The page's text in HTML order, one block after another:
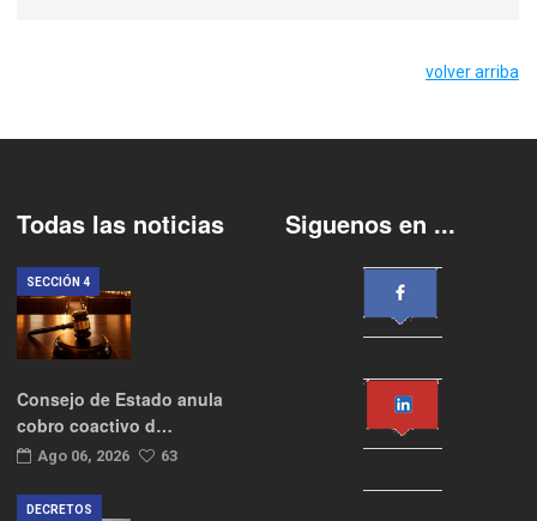
volver arriba
Todas las noticias
Consejo de Estado anula
cobro coactivo d…
Ago 06, 2026 63
SECCIÓN 4
DECRETOS
Siguenos en ...